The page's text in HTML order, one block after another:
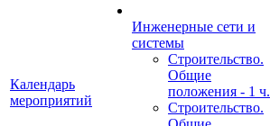
Календарь
мероприятий
Инженерные сети и
системы
Строительство.
Общие
положения - 1 ч.
Строительство.